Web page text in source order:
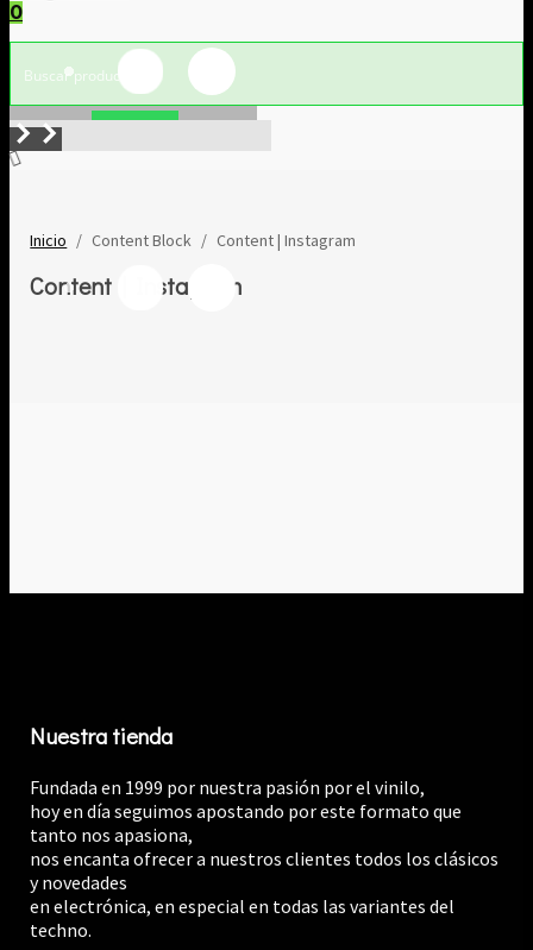
0
Inicio / Content Block / Content | Instagram
Content | Instagram
Nuestra tienda
Fundada en 1999 por nuestra pasión por el vinilo,
hoy en día seguimos apostando por este formato que
tanto nos apasiona,
nos encanta ofrecer a nuestros clientes todos los clásicos
y novedades
en electrónica, en especial en todas las variantes del
techno.